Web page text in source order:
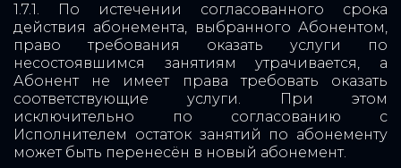
1.7.1. По истечении согласованного срока
действия абонемента, выбранного Абонентом,
право требования оказать услуги по
несостоявшимся занятиям утрачивается, а
Абонент не имеет права требовать оказать
соответствующие услуги. При этом
исключительно по согласованию с
Исполнителем остаток занятий по абонементу
может быть перенесён в новый абонемент.